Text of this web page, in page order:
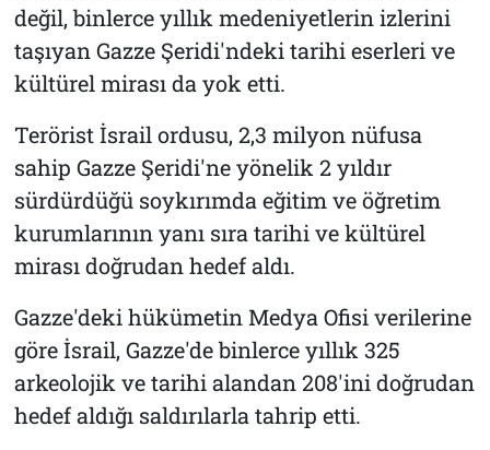
değil, binlerce yıllık medeniyetlerin izlerini
taşıyan Gazze Şeridi'ndeki tarihi eserleri ve
kültürel mirası da yok etti.
Terörist İsrail ordusu, 2,3 milyon nüfusa
sahip Gazze Şeridi'ne yönelik 2 yıldır
sürdürdüğü soykırımda eğitim ve öğretim
kurumlarının yanı sıra tarihi ve kültürel
mirası doğrudan hedef aldı.
Gazze'deki hükümetin Medya Ofisi verilerine
göre İsrail, Gazze'de binlerce yıllık 325
arkeolojik ve tarihi alandan 208'ini doğrudan
hedef aldığı saldırılarla tahrip etti.